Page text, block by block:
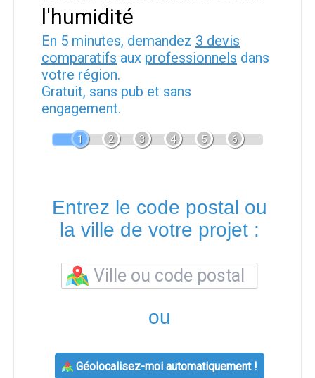
l'humidité
En 5 minutes, demandez 3 devis
comparatifs aux professionnels dans
votre région.
Gratuit, sans pub et sans
engagement.
1 2 3 4 5 6
Entrez le code postal ou
la ville de votre projet :
ou
Géolocalisez-moi automatiquement !